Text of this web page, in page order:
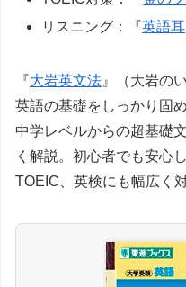
リスニング：『英語耳
『大岩英文法 』（大岩の
英語の基礎をしっかり固
中学レベルからの超基礎
く解説。初心者でも安心
TOEIC、英検にも幅広く